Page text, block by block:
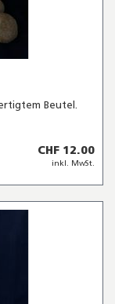
Beutel.
CHF 12.00
inkl. MwSt.